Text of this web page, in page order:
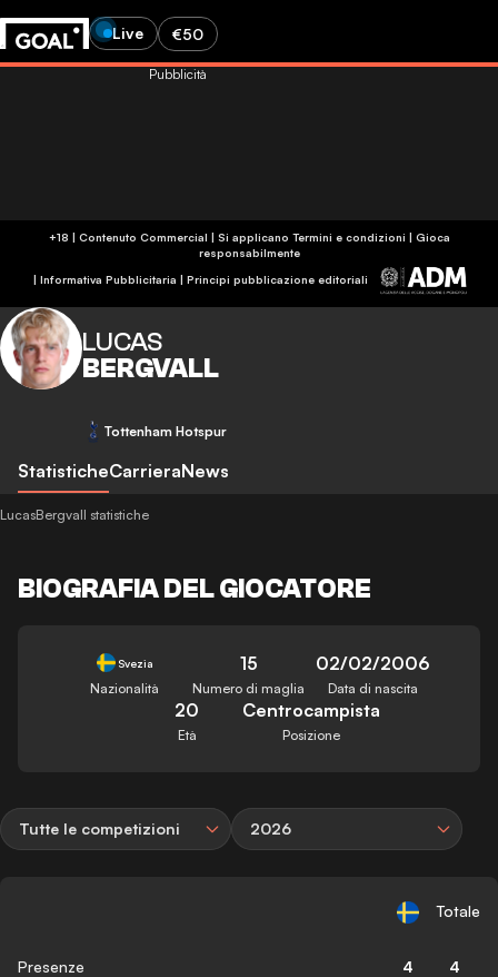
Live €50
+18 | Contenuto Commercial | Si applicano Termini e condizioni | Gioca
responsabilmente
| Informativa Pubblicitaria | Principi pubblicazione editoriali
Pubblicità
LUCAS
BERGVALL
Tottenham Hotspur
StatisticheCarrieraNews
LucasBergvall statistiche
BIOGRAFIA DEL GIOCATORE
Svezia
Nazionalità
15
Numero di maglia
02/02/2006
Data di nascita
20
Età
Centrocampista
Posizione
Tutte le competizioni 2026
Totale
Presenze 4 4